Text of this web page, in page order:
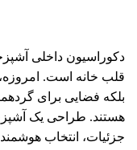
دکوراسیون داخلی
قلب خانه است. امروزه،
بلکه فضایی برای
هستند. طراحی یک
جزئیات، انتخاب